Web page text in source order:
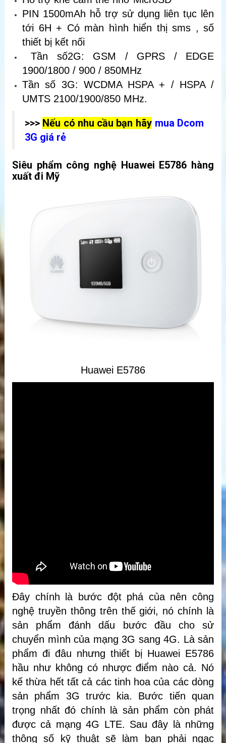
PIN 1500mAh hỗ trợ sử dụng liên tục lên
tới 6H + Có màn hình hiển thị sms , số
thiết bị kết nối
Tần số2G: GSM / GPRS / EDGE
1900/1800 / 900 / 850MHz
Tần số 3G: WCDMA HSPA + / HSPA /
UMTS 2100/1900/850 MHz.
>>> Nếu có nhu cầu bạn hãy mua Dcom
3G giá rẻ
Siêu phẩm công nghệ Huawei E5786 hàng
xuất đi Mỹ
Huawei E5786
Đây chính là bước đột phá của nên công
nghệ truyền thông trên thế giới, nó chính là
sản phẩm đánh dấu bước đầu cho sử
chuyển mình của mạng 3G sang 4G. Là sản
phẩm đi đâu nhưng thiết bị Huawei E5786
hầu như không có nhược điểm nào cả. Nó
kế thừa hết tất cả các tinh hoa của các dòng
sản phẩm 3G trước kia. Bước tiến quan
trọng nhất đó chính là sản phẩm còn phát
được cả mạng 4G LTE. Sau đây là những
thông số kỹ thuật sẽ làm bạn phải ngạc